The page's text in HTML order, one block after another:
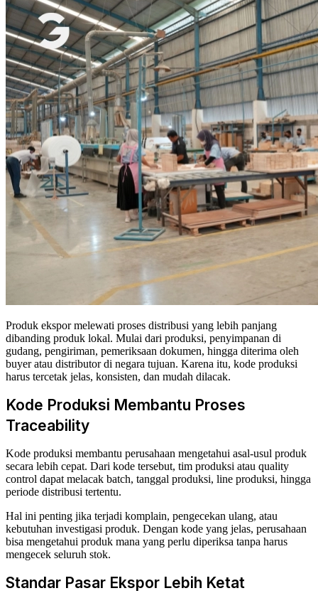
Produk ekspor melewati proses distribusi yang lebih panjang
dibanding produk lokal. Mulai dari produksi, penyimpanan di
gudang, pengiriman, pemeriksaan dokumen, hingga diterima oleh
buyer atau distributor di negara tujuan. Karena itu, kode produksi
harus tercetak jelas, konsisten, dan mudah dilacak.
Kode Produksi Membantu Proses
Traceability
Kode produksi membantu perusahaan mengetahui asal-usul produk
secara lebih cepat. Dari kode tersebut, tim produksi atau quality
control dapat melacak batch, tanggal produksi, line produksi, hingga
periode distribusi tertentu.
Hal ini penting jika terjadi komplain, pengecekan ulang, atau
kebutuhan investigasi produk. Dengan kode yang jelas, perusahaan
bisa mengetahui produk mana yang perlu diperiksa tanpa harus
mengecek seluruh stok.
Standar Pasar Ekspor Lebih Ketat